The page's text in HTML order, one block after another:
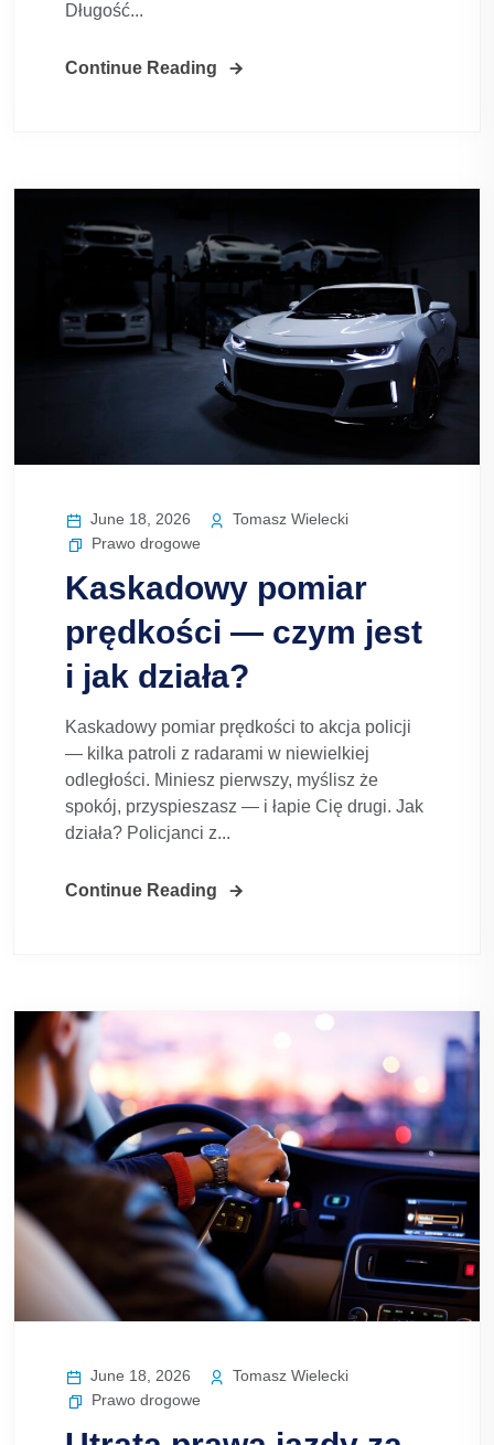
Długość...
Continue Reading
June 18, 2026
Tomasz Wielecki
Prawo drogowe
Kaskadowy pomiar
prędkości — czym jest
i jak działa?
Kaskadowy pomiar prędkości to akcja policji
— kilka patroli z radarami w niewielkiej
odległości. Miniesz pierwszy, myślisz że
spokój, przyspieszasz — i łapie Cię drugi. Jak
działa? Policjanci z...
Continue Reading
June 18, 2026
Tomasz Wielecki
Prawo drogowe